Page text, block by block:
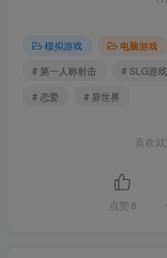
模拟游戏 电脑游戏
# 第一人称射击
# SLG游戏
# 恋爱
# 异世界
喜欢
点赞 8